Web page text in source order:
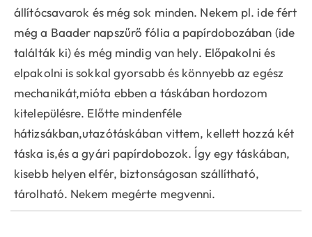
állítócsavarok és még sok minden. Nekem pl. ide fért
még a Baader napszűrő fólia a papírdobozában (ide
találták ki) és még mindig van hely. Előpakolni és
elpakolni is sokkal gyorsabb és könnyebb az egész
mechanikát,mióta ebben a táskában hordozom
kitelepülésre. Előtte mindenféle
hátizsákban,utazótáskában vittem, kellett hozzá két
táska is,és a gyári papírdobozok. Így egy táskában,
kisebb helyen elfér, biztonságosan szállítható,
tárolható. Nekem megérte megvenni.